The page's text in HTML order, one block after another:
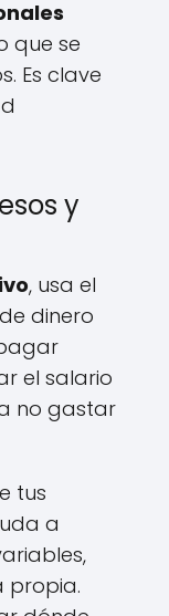
que se
Es clave
y
, usa el
dinero
el salario
no gastar
tus
a
propia.